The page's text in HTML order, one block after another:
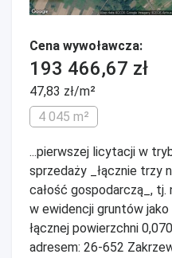
Cena wywoławcza:
193 466,67 zł
47,83 zł/m²
4 045 m²
...pierwszej licytacji w
sprzedaży _łącznie trzy
całość gospodarczą_,
w ewidencji gruntów
łącznej powierzchni
adresem: 26-652